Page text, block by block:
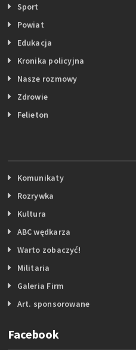
Sport
Powiat
Edukacja
Kronika policyjna
Nasze rozmowy
Zdrowie
Felieton
Komunikaty
Rozrywka
Kultura
ABC wędkarza
Warto zobaczyć!
Militaria
Galeria Firm
Art. sponsorowane
Facebook